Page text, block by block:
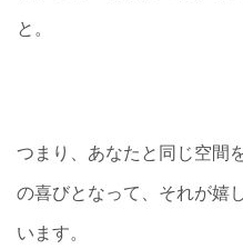
と。
つまり、あなたと同じ空間
の喜びとなって、それが嬉
います。